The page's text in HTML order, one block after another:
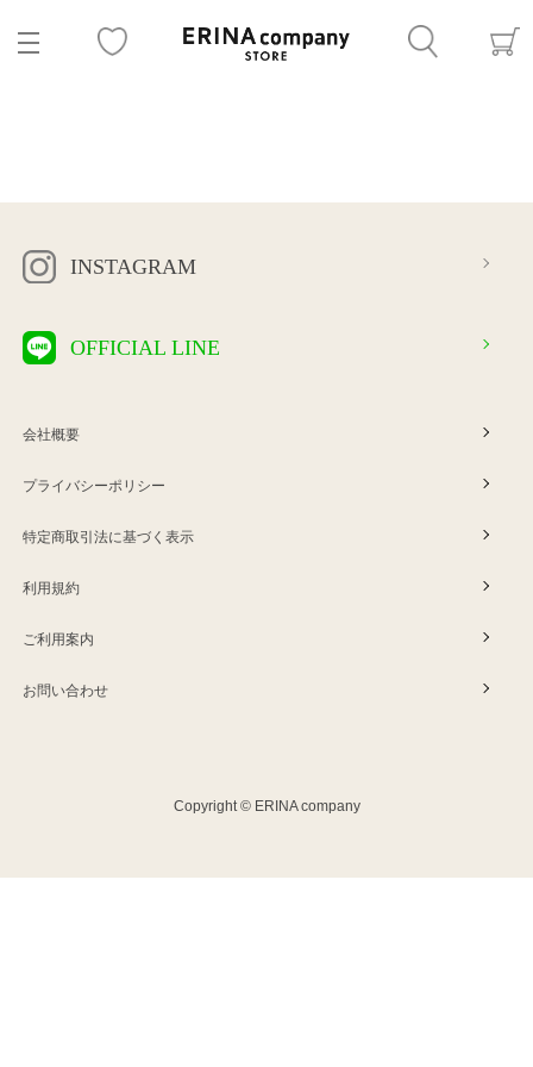
INSTAGRAM
OFFICIAL LINE
会社概要
プライバシーポリシー
特定商取引法に基づく表示
利用規約
ご利用案内
お問い合わせ
Copyright © ERINA company